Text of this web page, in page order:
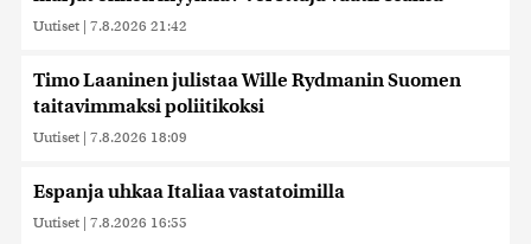
Uutiset | 7.8.2026 21:42
Timo Laaninen julistaa Wille Rydmanin Suomen
taitavimmaksi poliitikoksi
Uutiset | 7.8.2026 18:09
Espanja uhkaa Italiaa vastatoimilla
Uutiset | 7.8.2026 16:55